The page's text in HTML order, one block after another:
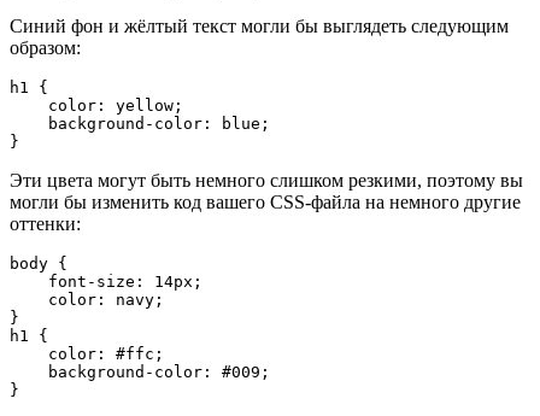
Синий фон и жёлтый текст могли бы выглядеть следующим
образом:
h1 {
    color: yellow;
    background-color: blue;
}
Эти цвета могут быть немного слишком резкими, поэтому вы
могли бы изменить код вашего CSS-файла на немного другие
оттенки:
body {
    font-size: 14px;
    color: navy;
}
h1 {
    color: #ffc;
    background-color: #009;
}